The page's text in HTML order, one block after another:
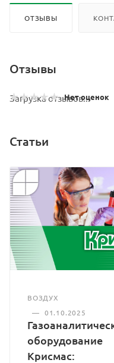
ОТЗЫВЫ
Отзывы
Нет оценок
Загрузка отзывов...
Статьи
ВОЗДУХ
— 01.10.2025
оборудование
Крисмас: